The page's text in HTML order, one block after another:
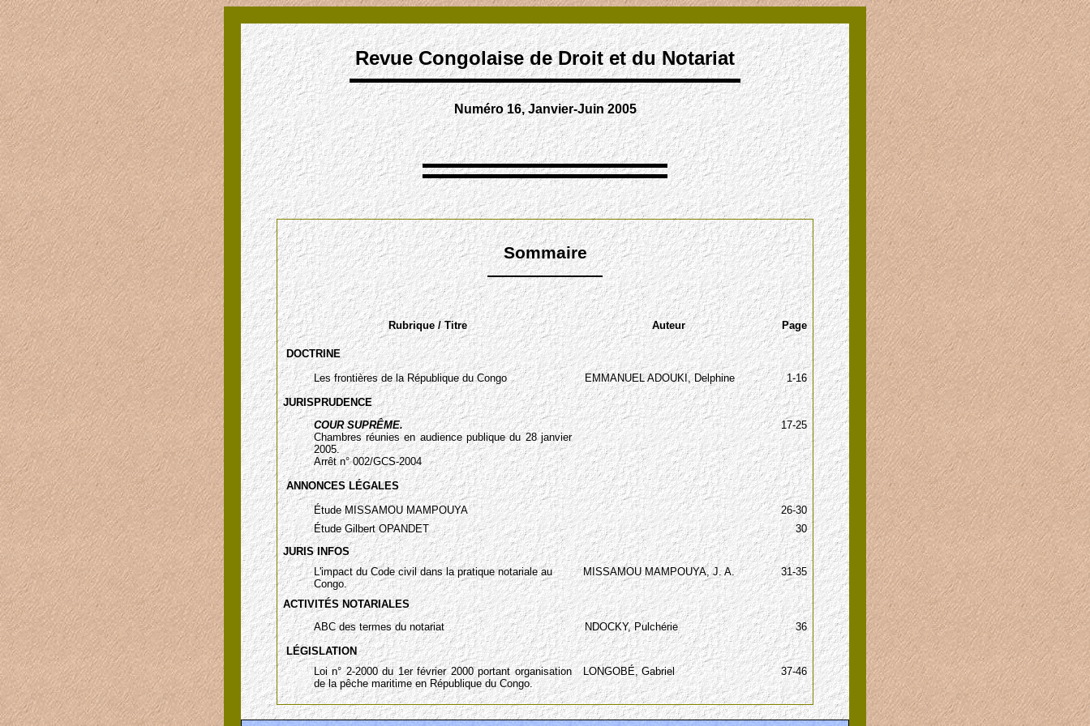
Revue Congolaise de Droit et du Notariat
Numéro 16, Janvier-Juin 2005
Sommaire
Rubrique / Titre Auteur Page
DOCTRINE
Les frontières de la République du Congo
EMMANUEL ADOUKI, Delphine
1-16
JURISPRUDENCE
COUR SUPRÊME.
Chambres réunies en audience publique du 28 janvier
2005.
Arrêt n° 002/GCS-2004
17-25
ANNONCES LÉGALES
Étude MISSAMOU MAMPOUYA
26-30
Étude Gilbert OPANDET
30
JURIS INFOS
L'impact du Code civil dans la pratique notariale au
Congo.
MISSAMOU MAMPOUYA, J. A. 31-35
ACTIVITÉS NOTARIALES
ABC des termes du notariat
NDOCKY, Pulchérie
36
LÉGISLATION
Loi n° 2-2000 du 1er février 2000 portant organisation
de la pêche maritime en République du Congo.
LONGOBÉ, Gabriel 37-46